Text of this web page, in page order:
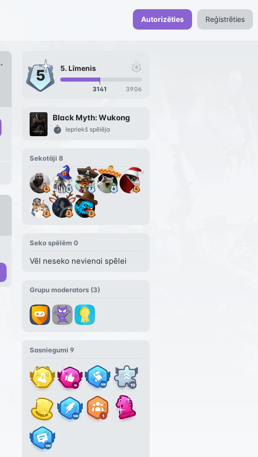
Autorizēties Reģistrēties
5. Līmenis
3906
3141
Black Myth: Wukong
Iepriekš spēlēja
Sekotāji 8
Seko spēlēm 0
Vēl neseko nevienai spēlei
Grupu moderators (3)
Sasniegumi 9